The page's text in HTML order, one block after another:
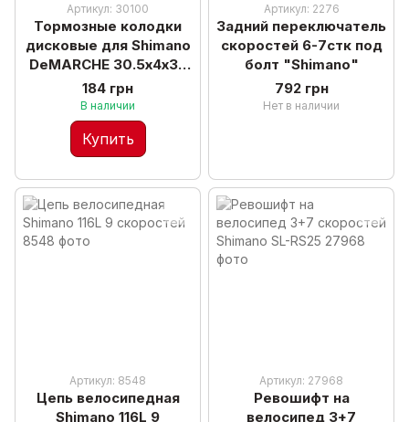
Артикул: 30100
Тормозные колодки
дисковые для Shimano
DeMARCHE 30.5х4х35
велосипедные "APSE"
184 грн
В наличии
Купить
Артикул: 2276
Задний переключатель
скоростей 6-7стк под
болт "Shimano"
792 грн
Нет в наличии
Артикул: 8548
Цепь велосипедная
Shimano 116L 9
Артикул: 27968
Ревошифт на
велосипед 3+7